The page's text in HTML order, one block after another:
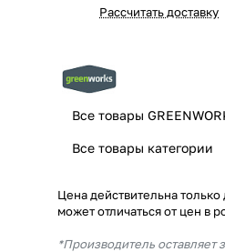
Рассчитать доставку
Все товары
Все товары категории
Цена действительна
может отличаться от цен в
*Производитель оставляет